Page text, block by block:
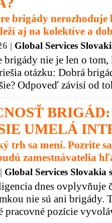
brigády nerozhoduje
aj na kolektíve a
| Global Services
brigády nie je len o
otázku: Dobrá
Odpoveď závisí od
UMELÁ
trh sa mení. Pozrite
zamestnávatelia
Global Services Slovakia
dnes ovplyvňuje
nie sú ani brigády.
pracovné pozície